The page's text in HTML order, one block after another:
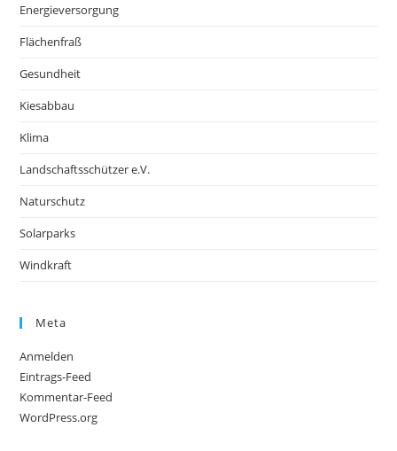
Energieversorgung
Flächenfraß
Gesundheit
Kiesabbau
Klima
Landschaftsschützer e.V.
Naturschutz
Solarparks
Windkraft
Meta
Anmelden
Eintrags-Feed
Kommentar-Feed
WordPress.org